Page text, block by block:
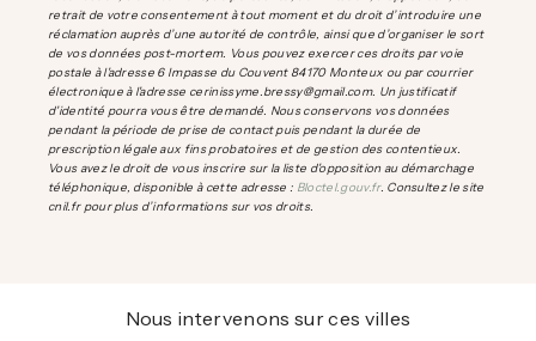
retrait de votre consentement à tout moment et du droit d’introduire une
réclamation auprès d’une autorité de contrôle, ainsi que d’organiser le sort
de vos données post-mortem. Vous pouvez exercer ces droits par voie
postale à l'adresse 6 Impasse du Couvent 84170 Monteux ou par courrier
électronique à l'adresse cerinissyme.bressy@gmail.com. Un justificatif
d'identité pourra vous être demandé. Nous conservons vos données
pendant la période de prise de contact puis pendant la durée de
prescription légale aux fins probatoires et de gestion des contentieux.
Vous avez le droit de vous inscrire sur la liste d'opposition au démarchage
téléphonique, disponible à cette adresse : Bloctel.gouv.fr. Consultez le site
cnil.fr pour plus d’informations sur vos droits.
Nous intervenons sur ces villes